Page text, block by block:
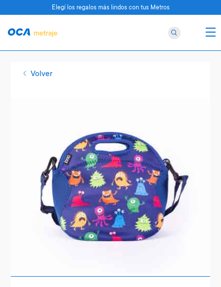
Volver
Elegí los regalos más lindos con tus Metros